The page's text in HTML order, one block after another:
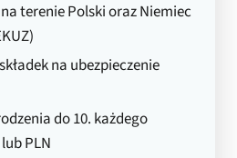
na terenie Polski oraz Niemiec
na ubezpieczenie
do 10. każdego
PLN